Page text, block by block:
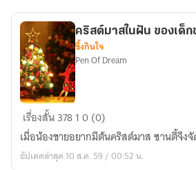
แม่
ภาค2)
คริสต์มาส
ใน
ฝัน
ของ
คริสต์มาสในฝัน ของเด็ก
ซึ้งกินใจ
Pen Of Dream
เรื่องสั้น37810 (0)
เมื่อน้องชายอยากมีต้นคริสต์มาส ซานตี้จึง
อัปเดตล่าสุด 10 ส.ค. 59 / 00:52 น.